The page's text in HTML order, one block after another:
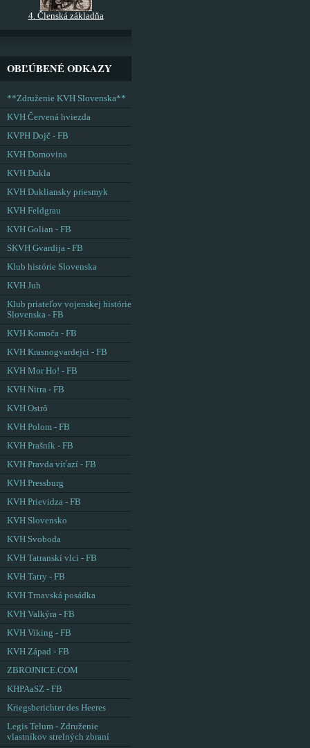
4. Členská základňa
OBĽÚBENÉ ODKAZY
**Združenie KVH Slovenska**
KVH Červená hviezda
KVPH Dojč - FB
KVH Domovina
KVH Dukla
KVH Dukliansky priesmyk
KVH Feldgrau
KVH Golian - FB
SKVH Gvardija - FB
Klub histórie Slovenska
KVH Juh
Klub priateľov vojenskej histórie
Slovenska - FB
KVH Komoča - FB
KVH Krasnogvardejci - FB
KVH Mor Ho! - FB
KVH Nitra - FB
KVH Ostrô
KVH Polom - FB
KVH Prašník - FB
KVH Pravda víťazí - FB
KVH Pressburg
KVH Prievidza - FB
KVH Slovensko
KVH Svoboda
KVH Tatranskí vlci - FB
KVH Tatry - FB
KVH Trnavská posádka
KVH Valkýra - FB
KVH Viking - FB
KVH Západ - FB
ZBROJNICE.COM
KHPAaSZ - FB
Kriegsberichter des Heeres
Legis Telum - Združenie
vlastníkov strelných zbraní